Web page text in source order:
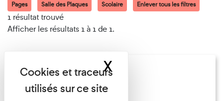
Pages Salle des Plaques Scolaire Enlever tous les filtres
1 résultat trouvé
Afficher les résultats 1 à 1 de 1.
Offre pédagogique
XMasquer le